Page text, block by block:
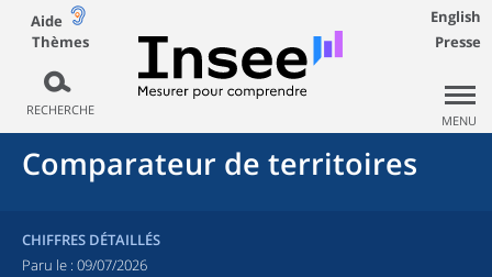
Aide
Thèmes
RECHERCHE
English
Presse
MENU
Comparateur de territoires
CHIFFRES DÉTAILLÉS
Paru le : 09/07/2026